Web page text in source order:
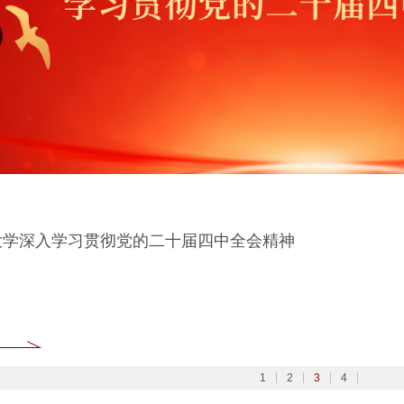
扎实开展树立和践行正确政绩观学习教育
京大学管理质效年
深入学习贯彻党的二十届四中全会精神
全国两会
1 2 3 4